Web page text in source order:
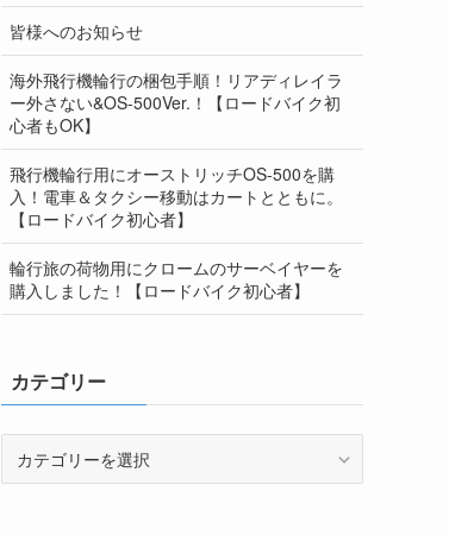
皆様へのお知らせ
海外飛行機輪行の梱包手順！リアディレイラ
ー外さない&OS-500Ver.！【ロードバイク初
心者もOK】
飛行機輪行用にオーストリッチOS-500を購
入！電車＆タクシー移動はカートとともに。
【ロードバイク初心者】
輪行旅の荷物用にクロームのサーベイヤーを
購入しました！【ロードバイク初心者】
カテゴリー